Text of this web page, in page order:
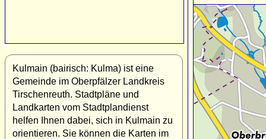
Kulmain (bairisch: Kulma) ist eine
Gemeinde im Oberpfälzer Landkreis
Tirschenreuth. Stadtpläne und
Landkarten vom Stadtplandienst
helfen Ihnen dabei, sich in Kulmain zu
orientieren. Sie können die Karten im